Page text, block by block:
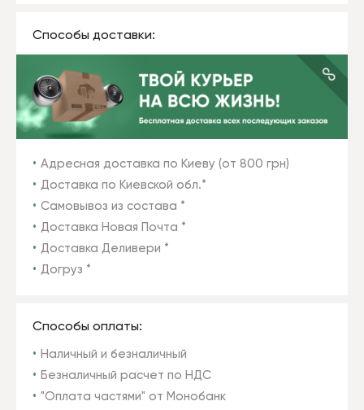
Способы доставки:
Адресная доставка по Киеву (от 800 грн)
Доставка по Киевской обл.*
Самовывоз из состава *
Доставка Новая Почта *
Доставка Деливери *
Догруз *
Способы оплаты:
Наличный и безналичный
Безналичный расчет по НДС
"Оплата частями" от Монобанк